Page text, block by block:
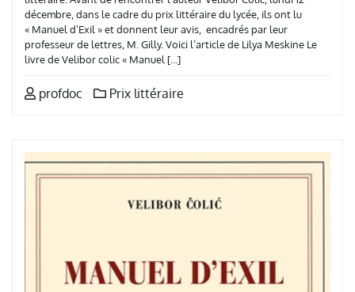
décembre, dans le cadre du prix littéraire du lycée, ils ont lu
« Manuel d’Exil » et donnent leur avis, encadrés par leur
professeur de lettres, M. Gilly. Voici l’article de Lilya Meskine Le
livre de Velibor colic « Manuel […]
profdoc Prix littéraire